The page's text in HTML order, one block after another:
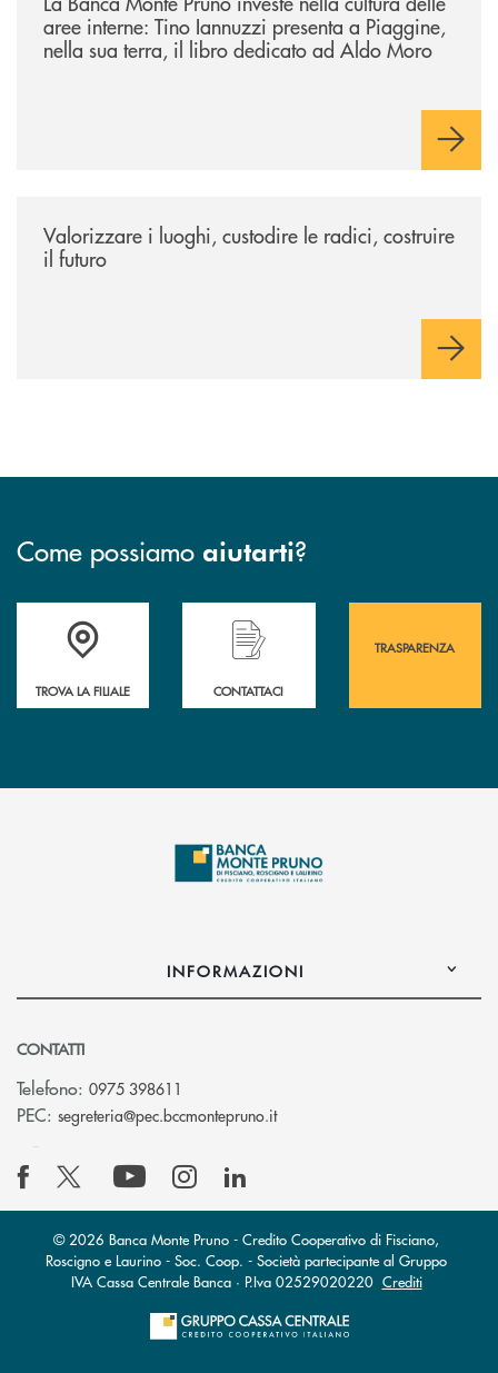
aree interne: Tino Iannuzzi presenta a Piaggine,
nella sua terra, il libro dedicato ad Aldo Moro
Valorizzare i luoghi, custodire le radici, costruire
il futuro
Come possiamo aiutarti?
Accedi all' elenco completo&nbsp; delle&nbsp; filiali&nbsp; di Banca
TROVA LA FILIALE
Hai bisogno di assistenza immediata?
CONTATTACI
TRASPARENZA
INFORMAZIONI
CONTATTI
Telefono: 0975 398611
PEC: segreteria@pec.bccmontepruno.it(si apre l’app di posta
© 2026 Banca Monte Pruno - Credito Cooperativo di Fisciano,
Roscigno e Laurino - Soc. Coop. - Società partecipante al Gruppo
IVA Cassa Centrale Banca · P.Iva 02529020220 Crediti